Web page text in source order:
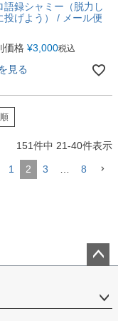
語録シャミー（脱力し
投げよう） / メール便
価格 ¥3,000税込
見る
151件中 21-40件表示
1 2 3 … 8
ップ